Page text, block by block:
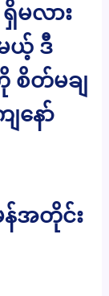
မလား
မယ့် ဒီ
စိတ်မချ
နော်
န်အတိုင်း